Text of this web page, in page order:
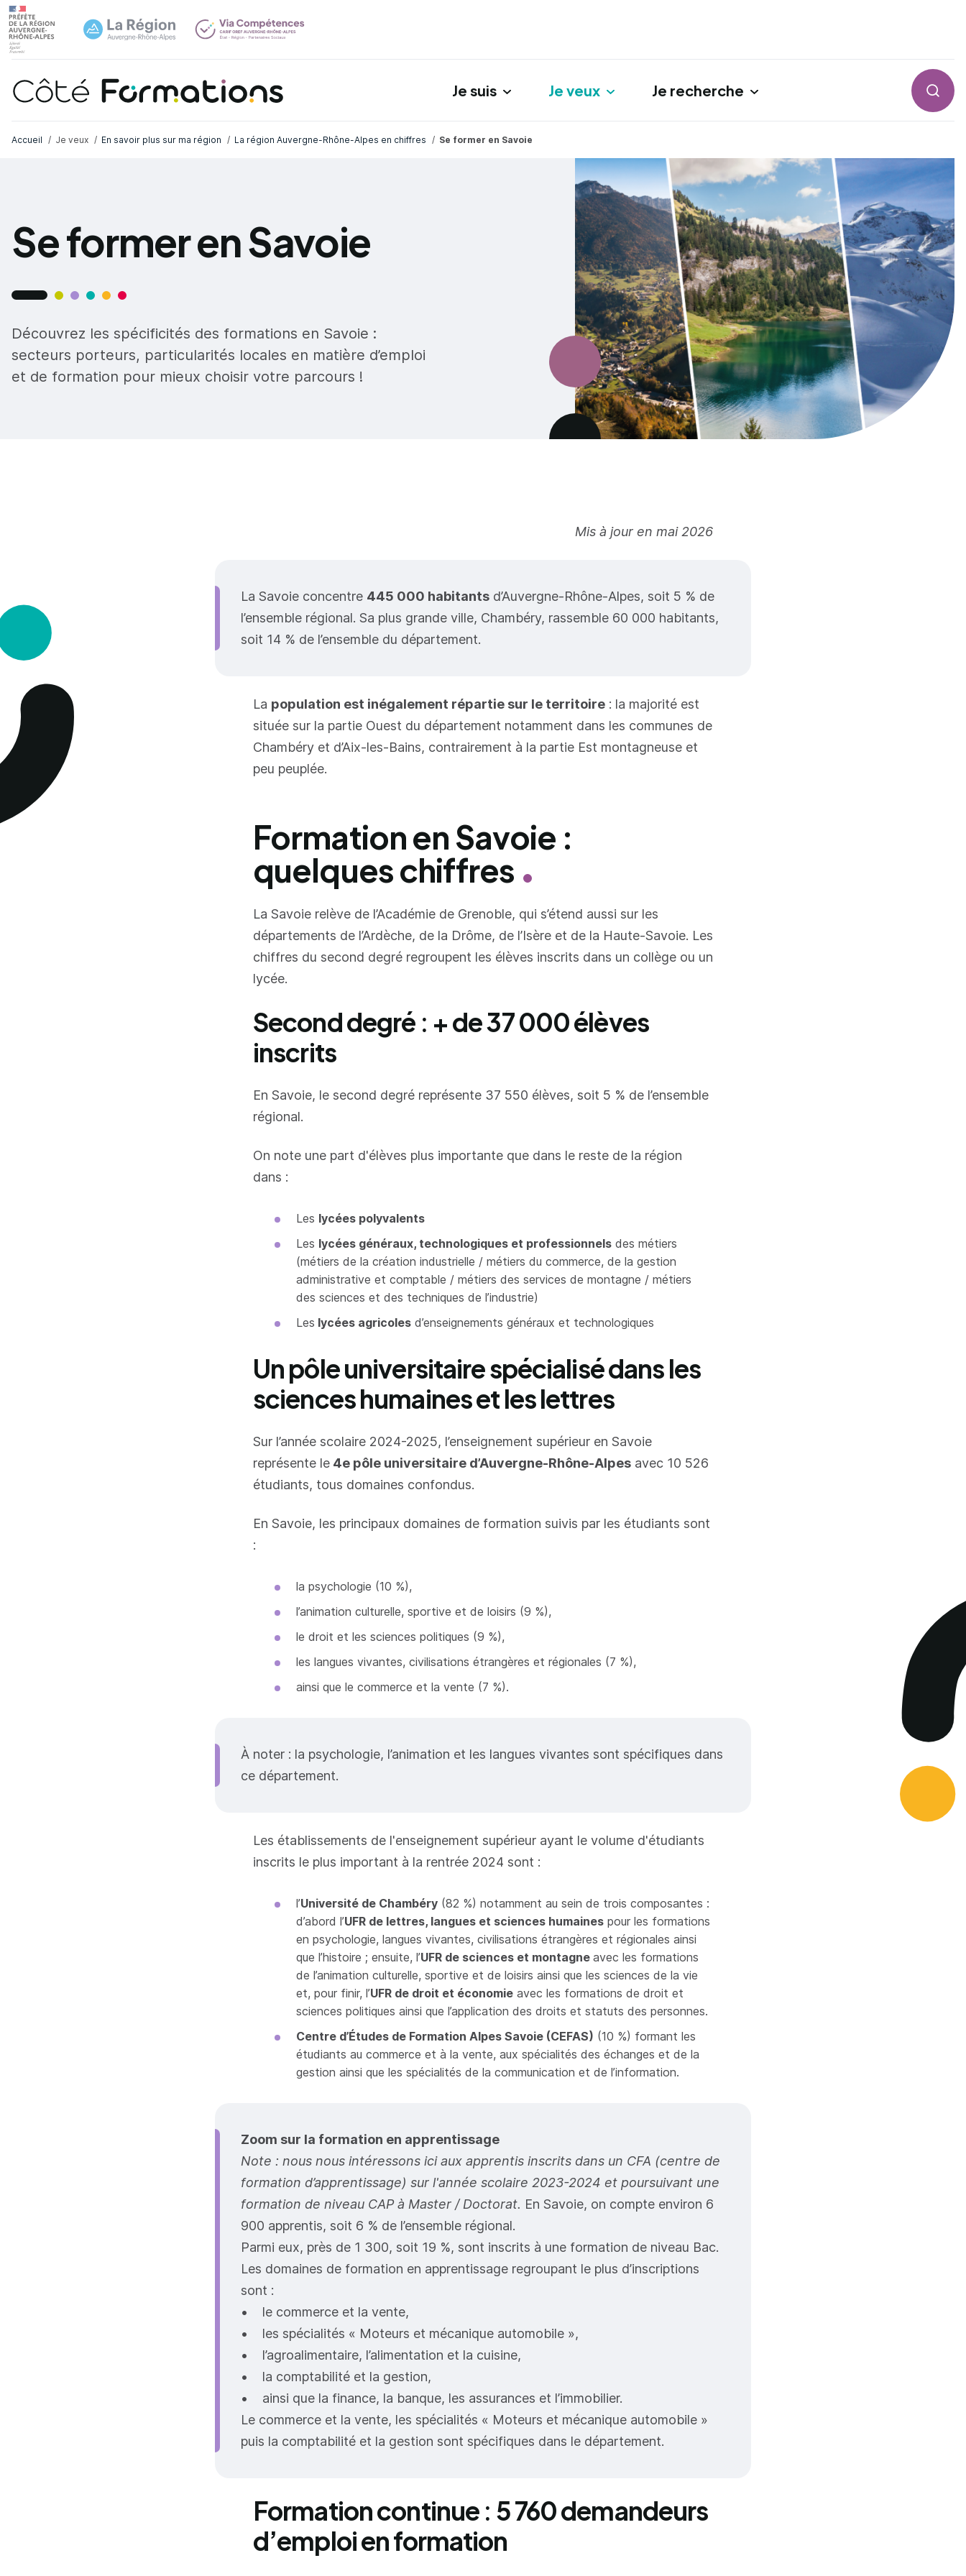
Aller au contenu principal
Je suis Je veux Je recherche
Aller au contenu principal
Accueil Je veux En savoir plus sur ma région La région Auvergne-Rhône-Alpes en chiffres Se former en Savoie
Se former en Savoie
Découvrez les spécificités des formations en Savoie :
secteurs porteurs, particularités locales en matière d’emploi
et de formation pour mieux choisir votre parcours !
Mis à jour en mai 2026
La Savoie concentre 445 000 habitantsd’Auvergne-Rhône-Alpes, soit 5 % de
l’ensemble régional. Sa plus grande ville, Chambéry, rassemble 60 000 habitants,
soit 14 % de l’ensemble du département.
La population est inégalement répartie sur le territoire : la majorité est
située sur la partie Ouest du département notamment dans les communes de
Chambéry et d’Aix-les-Bains, contrairement à la partie Est montagneuse et
peu peuplée.
Formation en Savoie :
quelques chiffres
La Savoie relève de l’Académie de Grenoble, qui s’étend aussi sur les
départements de l’Ardèche, de la Drôme, de l’Isère et de la Haute-Savoie. Les
chiffres du second degré regroupent les élèves inscrits dans un collège ou un
lycée.
Second degré : + de 37 000 élèves
inscrits
En Savoie, le second degré représente 37 550 élèves, soit 5 % de l’ensemble
régional.
On note une part d'élèves plus importante que dans le reste de la région
dans :
Les lycées polyvalents
Les lycées généraux, technologiques et professionnels des métiers
(métiers de la création industrielle / métiers du commerce, de la gestion
administrative et comptable / métiers des services de montagne / métiers
des sciences et des techniques de l’industrie)
Les lycées agricoles d’enseignements généraux et technologiques
Un pôle universitaire spécialisé dans les
sciences humaines et les lettres
Sur l’année scolaire 2024-2025, l’enseignement supérieur en Savoie
représente le 4e pôle universitaire d’Auvergne-Rhône-Alpes avec 10 526
étudiants, tous domaines confondus.
En Savoie, les principaux domaines de formation suivis par les étudiants sont
:
la psychologie (10 %),
l’animation culturelle, sportive et de loisirs (9 %),
le droit et les sciences politiques (9 %),
les langues vivantes, civilisations étrangères et régionales (7 %),
ainsi que le commerce et la vente (7 %).
À noter : la psychologie, l’animation et les langues vivantes sont spécifiques dans
ce département.
Les établissements de l'enseignement supérieur ayant le volume d'étudiants
inscrits le plus important à la rentrée 2024 sont :
l’Université de Chambéry (82 %) notamment au sein de trois composantes :
d’abord l’UFR de lettres, langues et sciences humaines pour les formations
en psychologie, langues vivantes, civilisations étrangères et régionales ainsi
que l’histoire ; ensuite, l’UFR de sciences et montagne avec les formations
de l’animation culturelle, sportive et de loisirs ainsi que les sciences de la vie
et, pour finir, l’UFR de droit et économie avec les formations de droit et
sciences politiques ainsi que l’application des droits et statuts des personnes.
Centre d’Études de Formation Alpes Savoie (CEFAS) (10 %) formant les
étudiants au commerce et à la vente, aux spécialités des échanges et de la
gestion ainsi que les spécialités de la communication et de l’information.
Zoom sur la formation en apprentissage
Note : nous nous intéressons ici aux apprentis inscrits dans un CFA (centre de
formation d’apprentissage) sur l'année scolaire 2023-2024 et poursuivant une
formation de niveau CAP à Master / Doctorat. En Savoie, on compte environ 6
900 apprentis, soit 6 % de l’ensemble régional.
Parmi eux, près de 1 300, soit 19 %, sont inscrits à une formation de niveau Bac.
Les domaines de formation en apprentissage regroupant le plus d’inscriptions
sont :
• le commerce et la vente,
• les spécialités « Moteurs et mécanique automobile »,
• l’agroalimentaire, l’alimentation et la cuisine,
• la comptabilité et la gestion,
• ainsi que la finance, la banque, les assurances et l’immobilier.
Le commerce et la vente, les spécialités « Moteurs et mécanique automobile »
puis la comptabilité et la gestion sont spécifiques dans le département.
Formation continue : 5 760 demandeurs
d’emploi en formation